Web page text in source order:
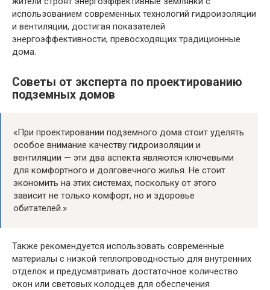
использованием современных технологий гидроизоляции
и вентиляции, достигая показателей
энергоэффективности, превосходящих традиционные
дома.
Советы от эксперта по проектированию
подземных домов
«При проектировании подземного дома стоит уделять
особое внимание качеству гидроизоляции и
вентиляции — эти два аспекта являются ключевыми
для комфортного и долговечного жилья. Не стоит
экономить на этих системах, поскольку от этого
зависит не только комфорт, но и здоровье
обитателей.»
Также рекомендуется использовать современные
материалы с низкой теплопроводностью для внутренних
отделок и предусматривать достаточное количество
окон или световых колодцев для обеспечения